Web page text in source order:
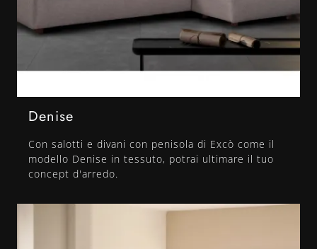
Denise
Con salotti e divani con penisola di Excò come il
modello Denise in tessuto, potrai ultimare il tuo
concept d'arredo.